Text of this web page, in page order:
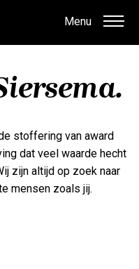
Menu
stoffering van award
dat veel waarde hecht
zijn altijd op zoek naar
mensen zoals jij.